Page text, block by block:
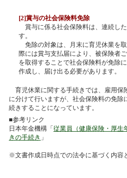
[2]賞与の社会保険料免除
賞与に係る社会保険料は、連続し
す。
免除の対象は、月末に育児休業を
際には賞与支払届により、被保険者
を取得することで社会保険料が免除
作成し、届け出る必要があります。
育児休業に関する手続きでは、雇用保
に分けて行いますが、社会保険料の免
続きすることになっています。
■参考リンク
日本年金機構「 従業員（健康保険・厚生
きの手続き 」
※文書作成日時点での法令に基づく内容